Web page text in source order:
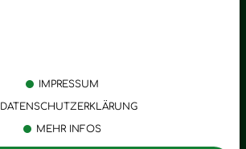
IMPRESSUM
DATENSCHUTZERKLÄRUNG
MEHR INFOS
Stress
Entspannung
Trauer